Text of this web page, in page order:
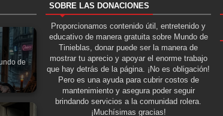
de
SOBRE LAS DONACIONES
Proporcionamos contenido útil, entretenido y
educativo de manera gratuita sobre Mundo de
Tinieblas, donar puede ser la manera de
mostrar tu aprecio y apoyar el enorme trabajo
que hay detrás de la página. ¡No es obligación!
Pero es una ayuda para cubrir costos de
mantenimiento y asegura poder seguir
brindando servicios a la comunidad rolera.
¡Muchísimas gracias!